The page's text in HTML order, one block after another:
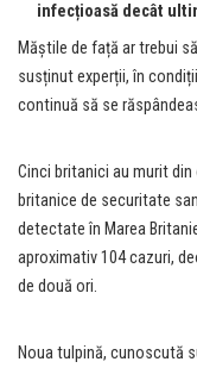
infecțioasă decât
Măștile de față ar trebui
susținut experții, în
continuă să se
Cinci britanici au murit
britanice de securitate
detectate în Marea
aproximativ 104 cazuri,
de două ori.
Noua tulpină, cunoscută